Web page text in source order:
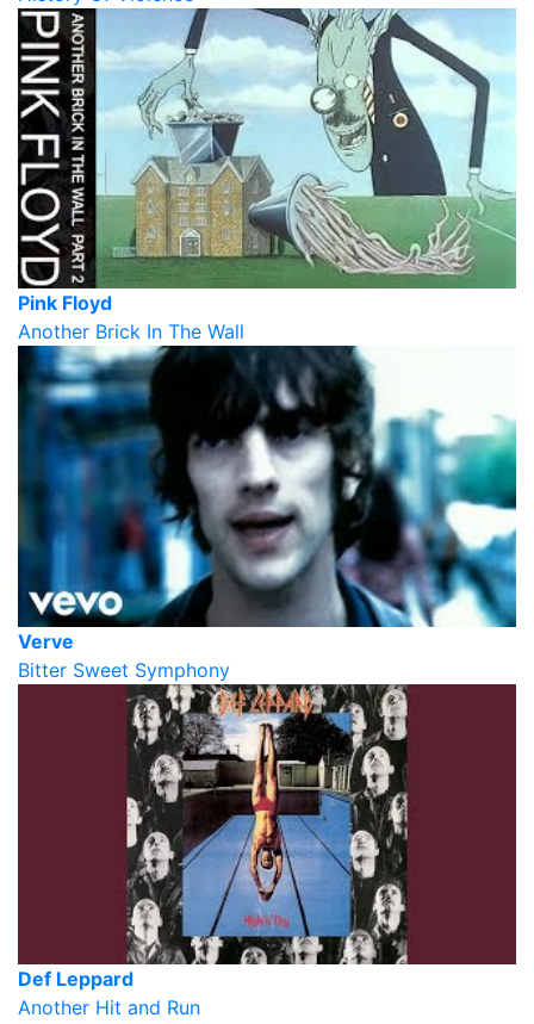
Pink Floyd
Another Brick In The Wall
Verve
Bitter Sweet Symphony
Def Leppard
Another Hit and Run